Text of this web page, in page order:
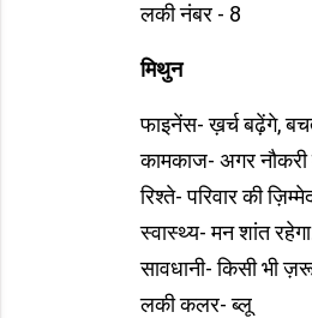
लकी नंबर - 8
मिथुन
फाइनेंस- ख़र्च बढ़ेंगे,
कामकाज- अगर
रिश्ते- परिवार की
स्वास्थ्य- मन शांत
सावधानी- किसी भी
लकी कलर- ब्लू